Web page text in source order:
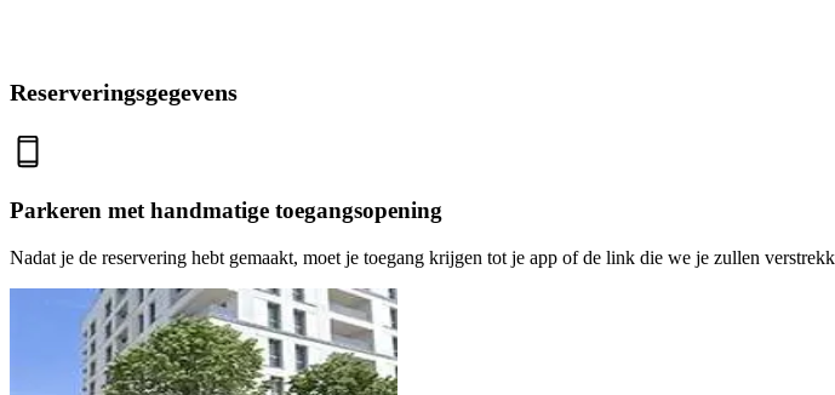
Reserveringsgegevens
Parkeren met handmatige toegangsopening
Nadat je de reservering hebt gemaakt, moet je toegang krijgen tot je app of de link die we je zullen